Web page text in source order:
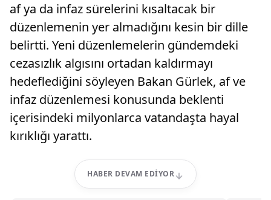
af ya da infaz sürelerini kısaltacak bir
düzenlemenin yer almadığını kesin bir dille
belirtti. Yeni düzenlemelerin gündemdeki
cezasızlık algısını ortadan kaldırmayı
hedeflediğini söyleyen Bakan Gürlek, af ve
infaz düzenlemesi konusunda beklenti
içerisindeki milyonlarca vatandaşta hayal
kırıklığı yarattı.
HABER DEVAM EDIYOR